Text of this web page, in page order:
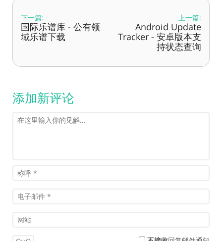
下一篇:
国际乐谱库 - 公有领
域乐谱下载
上一篇:
Android Update
Tracker - 安卓版本支
持状态查询
添加新评论